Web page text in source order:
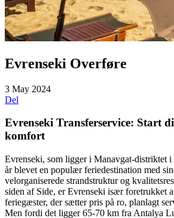
Evrenseki Overføre
3 May 2024
Del
Evrenseki Transferservice: Start
komfort
Evrenseki, som ligger i Manavgat-distriktet i
år blevet en populær feriedestination med
velorganiserede strandstruktur og
siden af Side, er Evrenseki især foretrukket
feriegæster, der sætter pris på ro, planlagt
Men fordi det ligger 65-70 km fra Antalya